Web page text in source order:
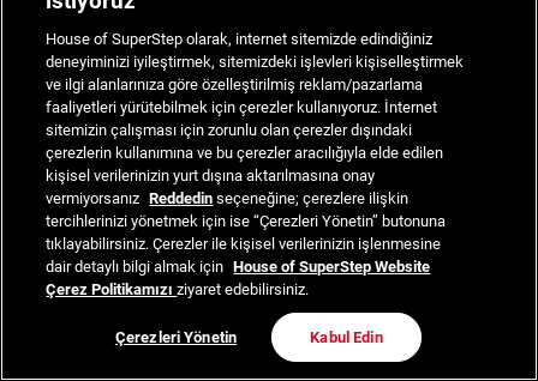
House of SuperStep olarak, internet sitemizde edindiğiniz
deneyiminizi iyileştirmek, sitemizdeki işlevleri kişiselleştirmek
ve ilgi alanlarınıza göre özelleştirilmiş reklam/pazarlama
faaliyetleri yürütebilmek için çerezler kullanıyoruz. İnternet
sitemizin çalışması için zorunlu olan çerezler dışındaki
çerezlerin kullanımına ve bu çerezler aracılığıyla elde edilen
kişisel verilerinizin yurt dışına aktarılmasına onay
vermiyorsanız Reddedin seçeneğine; çerezlere ilişkin
tercihlerinizi yönetmek için ise “Çerezleri Yönetin” butonuna
tıklayabilirsiniz. Çerezler ile kişisel verilerinizin işlenmesine
dair detaylı bilgi almak için House of SuperStep Website
Çerez Politikamızıziyaret edebilirsiniz.
Çerezleri Yönetin Kabul Edin